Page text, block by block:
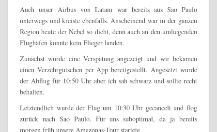
Auch unser Airbus von Latam war bereits aus Sao Paulo
unterwegs und kreiste ebenfalls. Anscheinend war in der ganzen
Region heute der Nebel so dicht, denn auch an den umliegenden
Flughäfen konnte kein Flieger landen.
Zunächst wurde eine Verspätung angezeigt und wir bekamen
einen Verzehrgutschen per App bereitgestellt. Angesetzt wurde
der Abflug für 10:50 Uhr aber ich sah schwarz und sollte recht
behalten.
Letztendlich wurde der Flug um 10:30 Uhr gecancelt und flog
zurück nach Sao Paulo. Für uns suboptimal, da ja bereits
morgen früh unsere Amazonas-Tour startete.